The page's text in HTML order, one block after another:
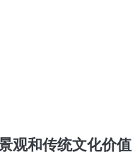
观和传统文化价值